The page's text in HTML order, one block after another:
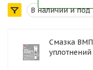
Смазка
уплотнений